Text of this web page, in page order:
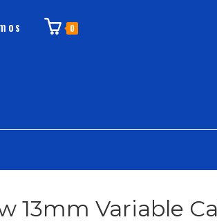
0
13mm Variable